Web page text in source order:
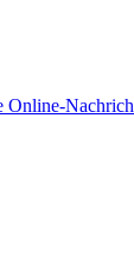
Online-